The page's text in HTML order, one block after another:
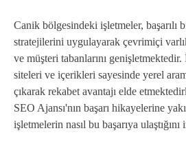
Canik bölgesindeki işletmeler, başarılı
stratejilerini uygulayarak çevrimiçi
ve müşteri tabanlarını
siteleri ve içerikleri sayesinde yerel
çıkarak rekabet avantajı elde
SEO Ajansı'nın başarı hikayelerine
işletmelerin nasıl bu başarıya